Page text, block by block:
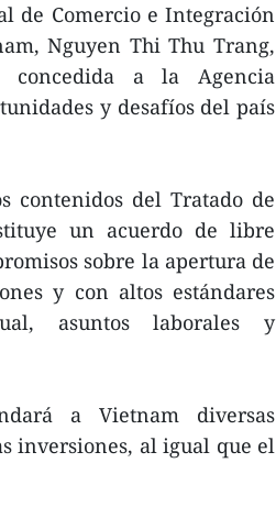
de Comercio e Integración
Nguyen Thi Thu Trang,
concedida a la Agencia
y desafíos del país
contenidos del Tratado de
un acuerdo de libre
sobre la apertura de
y con altos estándares
asuntos laborales y
a Vietnam diversas
inversiones, al igual que el